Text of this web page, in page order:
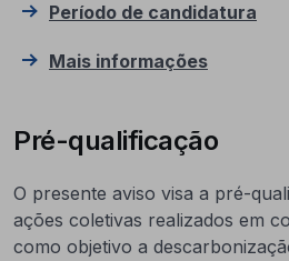
Período de candidatura
Mais informações
Pré-qualificação
O presente aviso visa a pré-
ações coletivas realizados em
como objetivo a